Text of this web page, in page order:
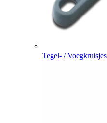
Tegel- / Voegkruisjes